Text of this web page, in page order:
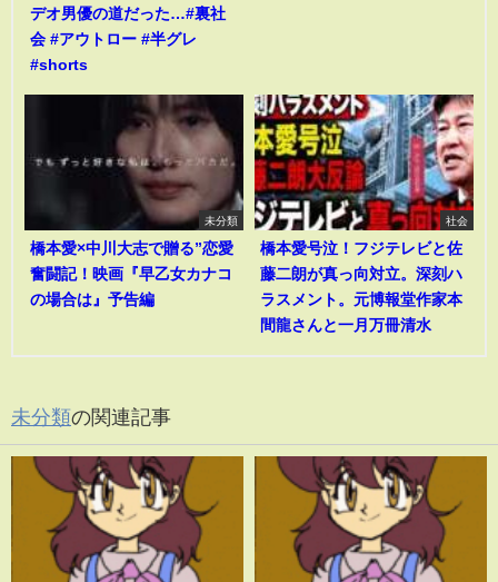
デオ男優の道だった…#裏社
会 #アウトロー #半グレ
#shorts
未分類
橋本愛×中川大志で贈る”恋愛
奮闘記！映画『早乙女カナコ
の場合は』予告編
社会
橋本愛号泣！フジテレビと佐
藤二朗が真っ向対立。深刻ハ
ラスメント。元博報堂作家本
間龍さんと一月万冊清水
未分類の関連記事